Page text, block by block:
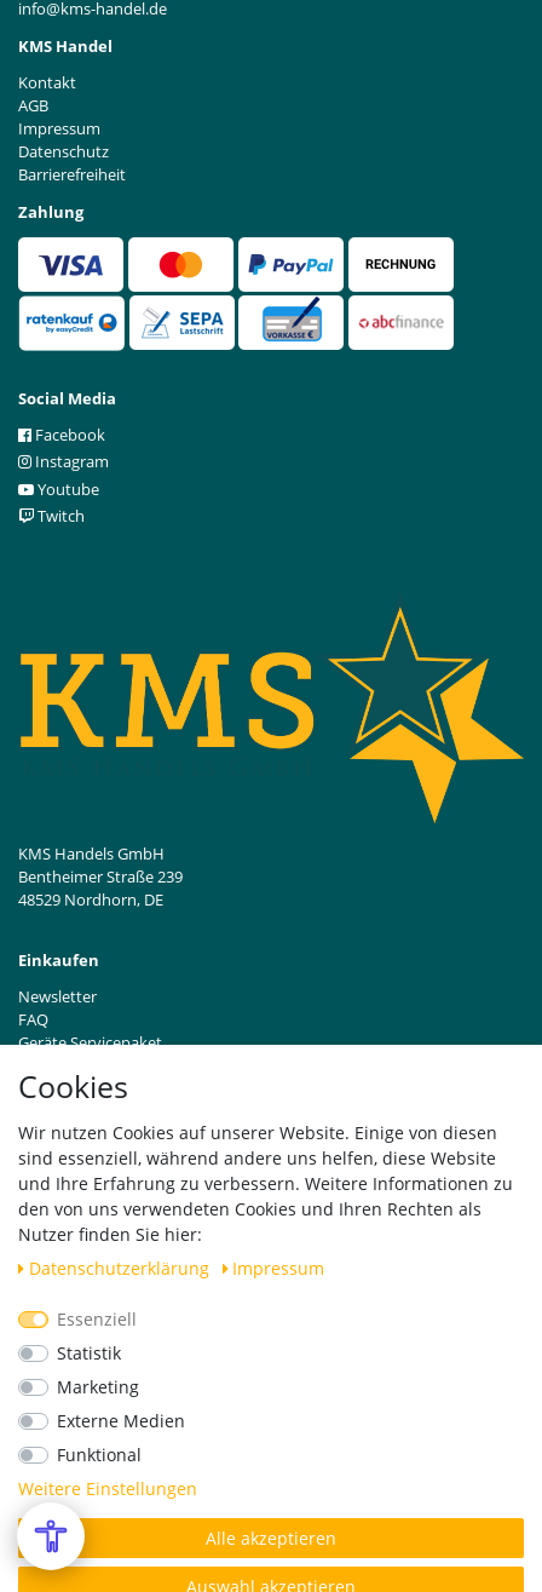
Cookies
Wir nutzen Cookies auf unserer Website. Einige von diesen
sind essenziell, während andere uns helfen, diese Website
und Ihre Erfahrung zu verbessern. Weitere Informationen zu
den von uns verwendeten Cookies und Ihren Rechten als
Nutzer finden Sie hier:
Daten­schutz­erklärung
Impressum
Essenziell
Statistik
Marketing
Externe Medien
Funktional
Weitere Einstellungen
Alle akzeptieren
Auswahl akzeptieren
info@kms-handel.de
KMS Handel
Kontakt
AGB
Impressum
Datenschutz
Barrierefreiheit
Zahlung
Social Media
Facebook
Instagram
Youtube
Twitch
KMS Handels GmbH
Bentheimer Straße 239
48529 Nordhorn, DE
Einkaufen
Newsletter
FAQ
Geräte Servicepaket
Händleranfragen B2B
Widerrufsrecht
Vertrag widerrufen
Versand
Geprüfte Sicherheit
*Alle Preise verstehen sich inkl. MwSt. zzgl. Versandkosten.
© Copyright 2026 | Alle Rechte vorbehalten.